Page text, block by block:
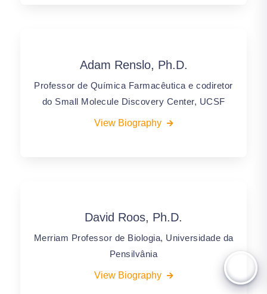
Adam Renslo, Ph.D.
Professor de Química Farmacêutica e codiretor
do Small Molecule Discovery Center, UCSF
View Biography
David Roos, Ph.D.
Merriam Professor de Biologia, Universidade da
Pensilvânia
View Biography